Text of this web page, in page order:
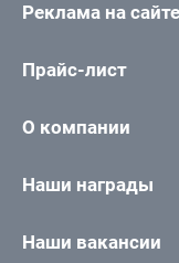
Реклама на сайте
Прайс-лист
О компании
Наши награды
Наши вакансии